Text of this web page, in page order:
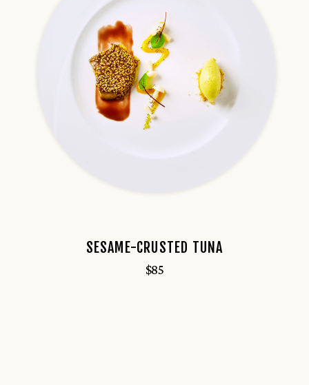
SESAME-CRUSTED TUNA
$85